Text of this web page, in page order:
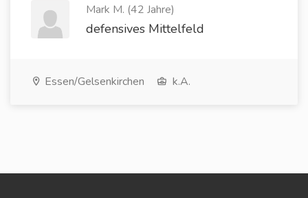
Mark M. (42 Jahre)
defensives Mittelfeld
Essen/Gelsenkirchen k.A.